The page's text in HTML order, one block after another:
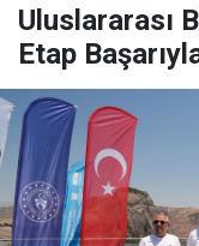
Uluslararası
Etap